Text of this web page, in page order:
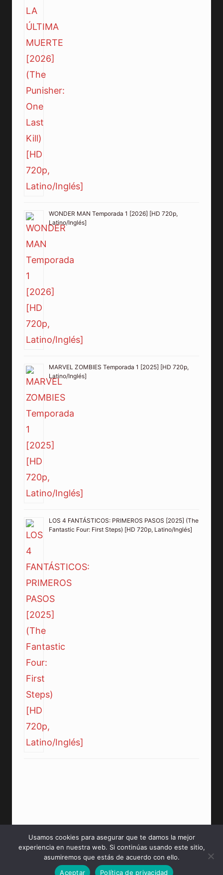
WONDER MAN Temporada 1 [2026] [HD 720p,
Latino/Inglés]
MARVEL ZOMBIES Temporada 1 [2025] [HD 720p,
Latino/Inglés]
LOS 4 FANTÁSTICOS: PRIMEROS PASOS [2025] (The
Fantastic Four: First Steps) [HD 720p, Latino/Inglés]
© 2026 PeliculasMP4HD Sitio creado para tí.
Usamos cookies para asegurar que te damos la mejor
experiencia en nuestra web. Si continúas usando este sitio,
asumiremos que estás de acuerdo con ello.
Aceptar
Política de privacidad